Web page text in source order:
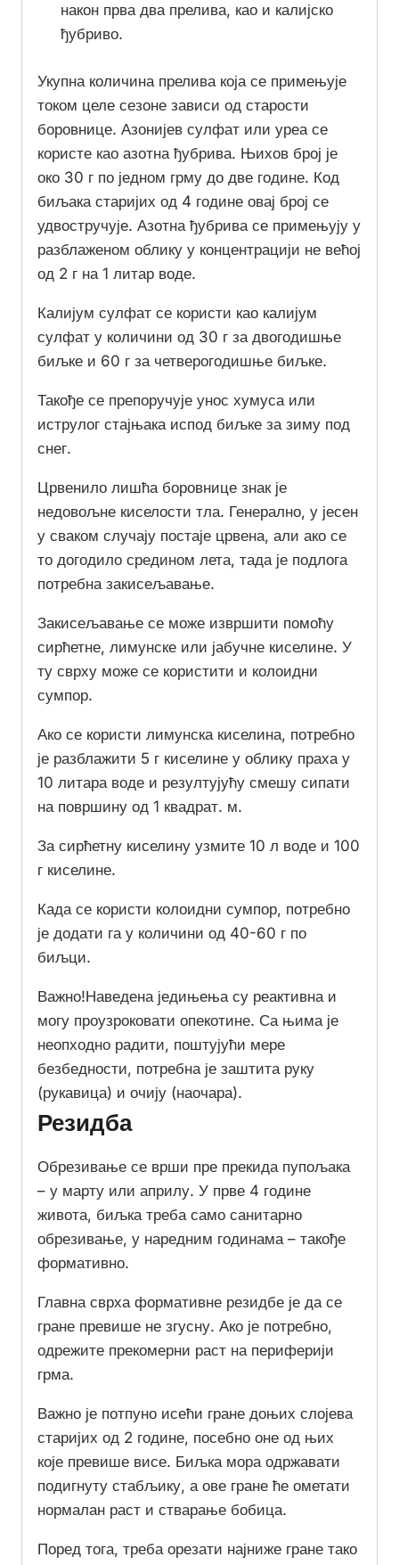
након прва два прелива, као и калијско
ђубриво.
Укупна количина прелива која се примењује
током целе сезоне зависи од старости
боровнице. Азонијев сулфат или уреа се
користе као азотна ђубрива. Њихов број је
око 30 г по једном грму до две године. Код
биљака старијих од 4 године овај број се
удвостручује. Азотна ђубрива се примењују у
разблаженом облику у концентрацији не већој
од 2 г на 1 литар воде.
Калијум сулфат се користи као калијум
сулфат у количини од 30 г за двогодишње
биљке и 60 г за четверогодишње биљке.
Такође се препоручује унос хумуса или
иструлог стајњака испод биљке за зиму под
снег.
Црвенило лишћа боровнице знак је
недовољне киселости тла. Генерално, у јесен
у сваком случају постаје црвена, али ако се
то догодило средином лета, тада је подлога
потребна закисељавање.
Закисељавање се може извршити помоћу
сирћетне, лимунске или јабучне киселине. У
ту сврху може се користити и колоидни
сумпор.
Ако се користи лимунска киселина, потребно
је разблажити 5 г киселине у облику праха у
10 литара воде и резултујућу смешу сипати
на површину од 1 квадрат. м.
За сирћетну киселину узмите 10 л воде и 100
г киселине.
Када се користи колоидни сумпор, потребно
је додати га у количини од 40-60 г по
биљци.
Важно!Наведена једињења су реактивна и
могу проузроковати опекотине. Са њима је
неопходно радити, поштујући мере
безбедности, потребна је заштита руку
(рукавица) и очију (наочара).
Резидба
Обрезивање се врши пре прекида пупољака
– у марту или априлу. У прве 4 године
живота, биљка треба само санитарно
обрезивање, у наредним годинама – такође
формативно.
Главна сврха формативне резидбе је да се
гране превише не згусну. Ако је потребно,
одрежите прекомерни раст на периферији
грма.
Важно је потпуно исећи гране доњих слојева
старијих од 2 године, посебно оне од њих
које превише висе. Биљка мора одржавати
подигнуту стабљику, а ове гране ће ометати
нормалан раст и стварање бобица.
Поред тога, треба орезати најниже гране тако